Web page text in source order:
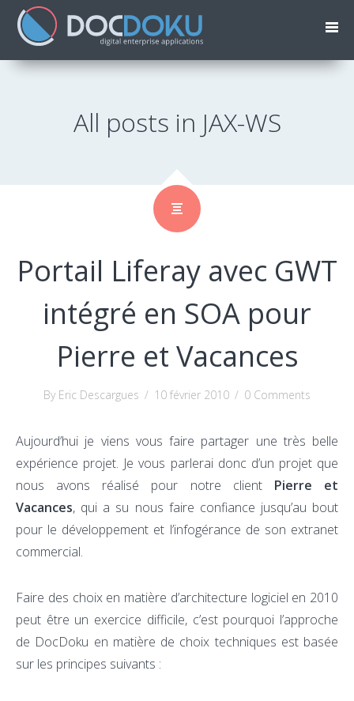
All posts in JAX-WS
Portail Liferay avec GWT
intégré en SOA pour
Pierre et Vacances
By Eric Descargues / 10 février 2010 / 0 Comments
Aujourd’hui je viens vous faire partager une très belle
expérience projet. Je vous parlerai donc d’un projet que
nous avons réalisé pour notre client Pierre et
Vacances, qui a su nous faire confiance jusqu’au bout
pour le développement et l’infogérance de son extranet
commercial.
Faire des choix en matière d’architecture logiciel en 2010
peut être un exercice difficile, c’est pourquoi l’approche
de DocDoku en matière de choix techniques est basée
sur les principes suivants :